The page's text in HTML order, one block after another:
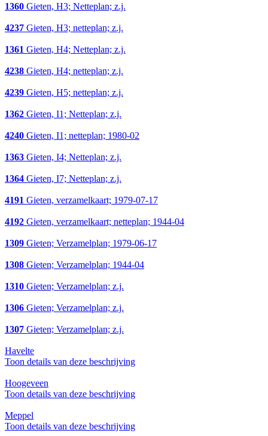
1360 Gieten, H3; Netteplan; z.j.
4237 Gieten, H3; netteplan; z.j.
1361 Gieten, H4; Netteplan; z.j.
4238 Gieten, H4; netteplan; z.j.
4239 Gieten, H5; netteplan; z.j.
1362 Gieten, I1; Netteplan; z.j.
4240 Gieten, I1; netteplan; 1980-02
1363 Gieten, I4; Netteplan; z.j.
1364 Gieten, I7; Netteplan; z.j.
4191 Gieten, verzamelkaart; 1979-07-17
4192 Gieten, verzamelkaart; netteplan; 1944-04
1309 Gieten; Verzamelplan; 1979-06-17
1308 Gieten; Verzamelplan; 1944-04
1310 Gieten; Verzamelplan; z.j.
1306 Gieten; Verzamelplan; z.j.
1307 Gieten; Verzamelplan; z.j.
Havelte
Toon details van deze beschrijving
Hoogeveen
Toon details van deze beschrijving
Meppel
Toon details van deze beschrijving